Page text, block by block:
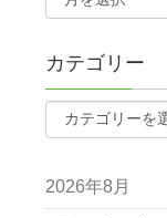
カテゴリー
2026年8月